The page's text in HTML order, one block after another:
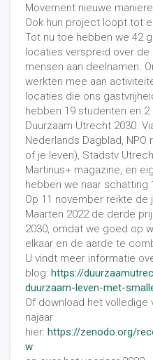
Movement nieuwe
Ook hun project loopt tot
Tot nu toe hebben we 42
locaties verspreid over de
mensen aan deelnamen.
werkten mee aan
locaties die ons
hebben 19 studenten en
Duurzaam Utrecht 2030.
Nederlands Dagblad, NPO
of je leven), Stadstv
Martinus+ magazine, en
hebben we naar schatting
Op 11 november reikte de
Maarten 2022 de derde
2030, omdat we goed op
elkaar en de aarde te
U vindt meer informatie
blog: https://
duurzaam-leven-met-
Of download het
najaar
hier: https://zenodo.org/
w